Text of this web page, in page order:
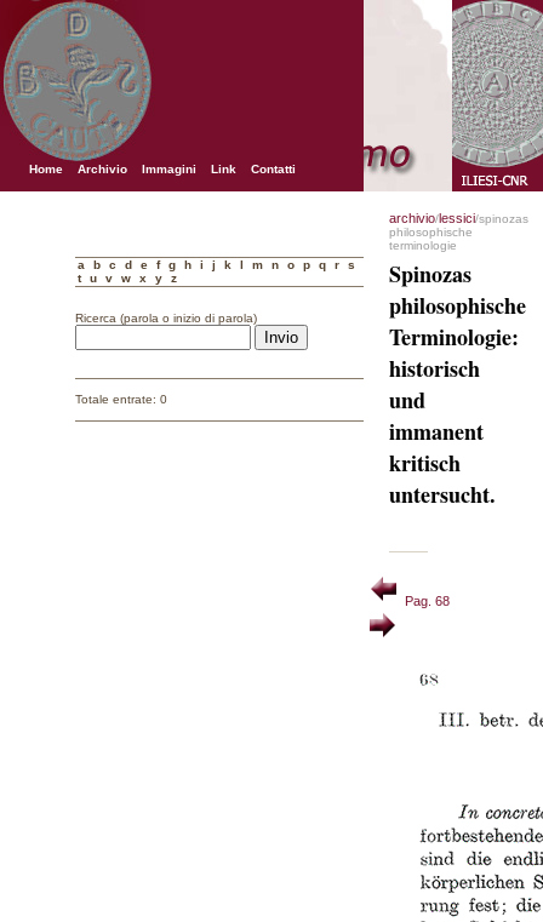
Home Archivio Immagini Link Contatti
a b c d e f g h i j k l m n o p q r
s
t
u v w x y z
Ricerca (parola o inizio di parola)
Totale entrate: 0
archivio/lessici/spinozas
philosophische
terminologie
Spinozas
philosophische
Terminologie:
historisch
und
immanent
kritisch
untersucht.
Pag. 68